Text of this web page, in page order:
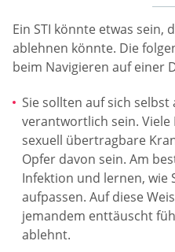
Ein STI könnte etwas sein,
ablehnen könnte. Die
beim Navigieren auf einer
Sie sollten auf sich
verantwortlich sein.
sexuell übertragbare
Opfer davon sein. Am
Infektion und lernen, wie
aufpassen. Auf diese
jemandem enttäuscht
ablehnt.